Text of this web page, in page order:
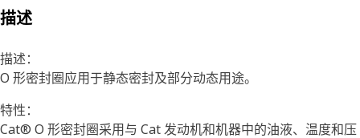
描述
描述：
O 形密封圈应用于静态密封及部分动态用途。
特性：
Cat® O 形密封圈采用与 Cat 发动机和机器中的油液、温度和压